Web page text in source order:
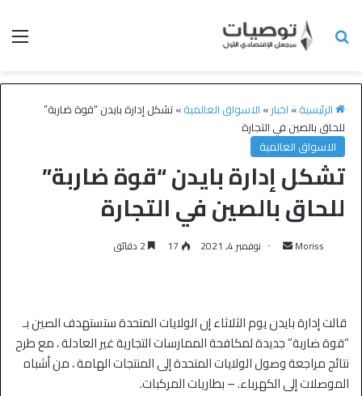
الرئيسية» اخبار» الاسواق العالمية»تشكل إدارة بايدن “قوة ضاربة”
للحاق بالصين في التجارة
الاسواق العالمية
تشكل إدارة بايدن “قوة ضاربة”
للحاق بالصين في التجارة
Moriss نوفمبر 4, 2021 17
قالت إدارة بايدن يوم الثلاثاء إن الولايات المتحدة ستستهدف الصين بـ
“قوة ضاربة” جديدة لمكافحة الممارسات التجارية غير العادلة ، مع طرح
نتائج مراجعة وصول الولايات المتحدة إلى المنتجات الهامة ، من أشباه
الموصلات إلى الكهرباء. – بطاريات المركبات.